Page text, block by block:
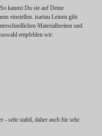
kannst Du sie auf Deine
einstellen. isartau Leinen gibt
Materialbreiten und
empfehlen wir:
- sehr stabil, daher auch für sehr